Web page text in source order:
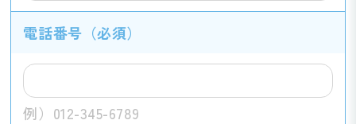
電話番号 （必須）
例）012-345-6789